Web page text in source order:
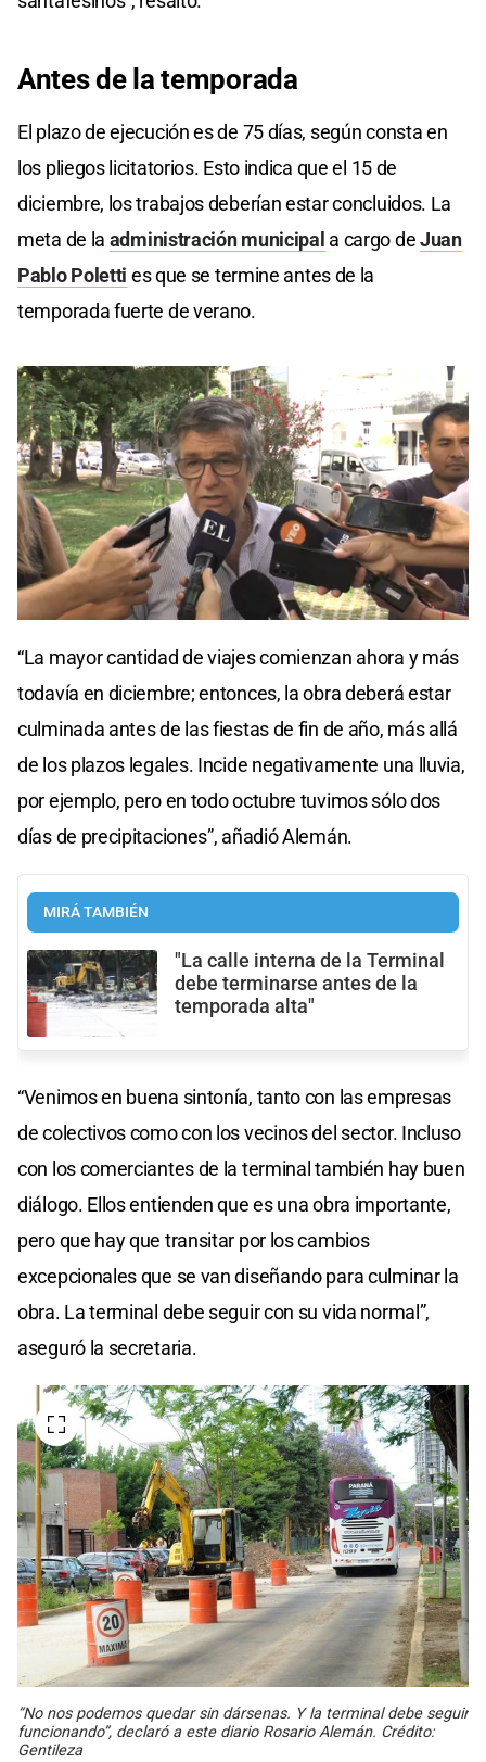
Antes de la temporada
El plazo de ejecución es de 75 días, según consta en
los pliegos licitatorios. Esto indica que el 15 de
diciembre, los trabajos deberían estar concluidos. La
meta de la administración municipal a cargo deJuan
Pablo Poletti es que se termine antes de la
temporada fuerte de verano.
of
seconds
“La mayor cantidad de viajes comienzan ahora y más
todavía en diciembre; entonces, la obra deberá estar
culminada antes de las fiestas de fin de año, más allá
de los plazos legales. Incide negativamente una lluvia,
por ejemplo, pero en todo octubre tuvimos sólo dos
días de precipitaciones”, añadió Alemán.
MIRÁ TAMBIÉN
"La calle interna de la Terminal
debe terminarse antes de la
temporada alta"
“Venimos en buena sintonía, tanto con las empresas
de colectivos como con los vecinos del sector. Incluso
con los comerciantes de la terminal también hay buen
diálogo. Ellos entienden que es una obra importante,
pero que hay que transitar por los cambios
excepcionales que se van diseñando para culminar la
obra. La terminal debe seguir con su vida normal”,
aseguró la secretaria.
“No nos podemos quedar sin dársenas. Y la terminal debe seguir
funcionando”, declaró a este diario Rosario Alemán. Crédito:
Gentileza